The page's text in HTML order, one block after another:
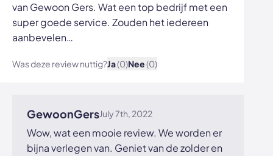
van Gewoon Gers. Wat een top bedrijf met een
super goede service. Zouden het iedereen
aanbevelen…
Was deze review nuttig?Ja(0)Nee(0)
GewoonGersJuly 7th, 2022
Wow, wat een mooie review. We worden er
bijna verlegen van. Geniet van de zolder en